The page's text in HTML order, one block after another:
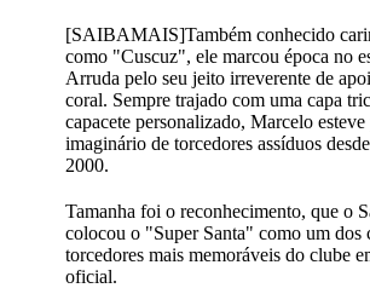
[SAIBAMAIS]Também conhecido
como "Cuscuz", ele marcou época no
Arruda pelo seu jeito irreverente de
coral. Sempre trajado com uma capa
capacete personalizado, Marcelo esteve
imaginário de torcedores assíduos
2000.
Tamanha foi o reconhecimento, que o
colocou o "Super Santa" como um dos
torcedores mais memoráveis do clube
oficial.